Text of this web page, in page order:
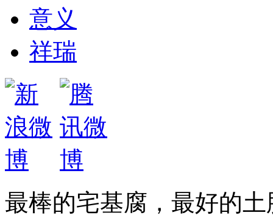
意义
祥瑞
最棒的宅基腐，最好的土